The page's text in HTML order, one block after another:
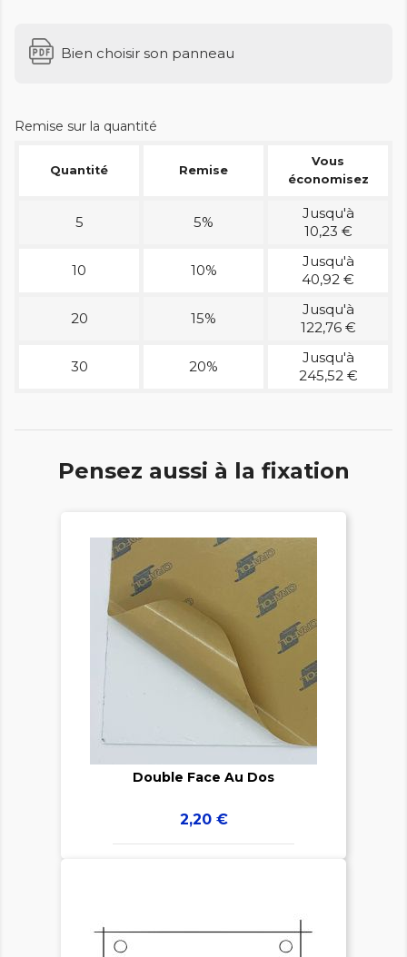
Bien choisir son panneau
Remise sur la quantité
Quantité Remise
Vous
économisez
5 5%
Jusqu'à
10,23 €
10 10%
Jusqu'à
40,92 €
20 15%
Jusqu'à
122,76 €
30 20%
Jusqu'à
245,52 €
Pensez aussi à la fixation

Double Face Au Dos
Prix
2,20 €